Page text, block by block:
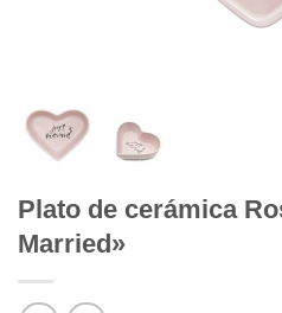
Plato de cerámica
Married»